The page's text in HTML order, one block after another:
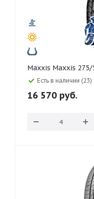
Maxxis
Есть в наличии (23)
16 570 руб.